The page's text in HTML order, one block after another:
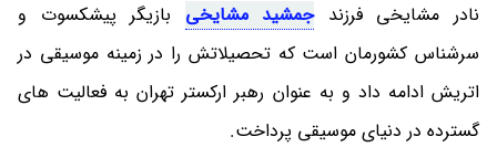
نادر مشایخی فرزندجمشید مشایخی بازیگر پیشکسوت و
سرشناس کشورمان است که تحصیلاتش را در زمینه موسیقی در
اتریش ادامه داد و به عنوان رهبر ارکستر تهران به فعالیت های
گسترده در دنیای موسیقی پرداخت.